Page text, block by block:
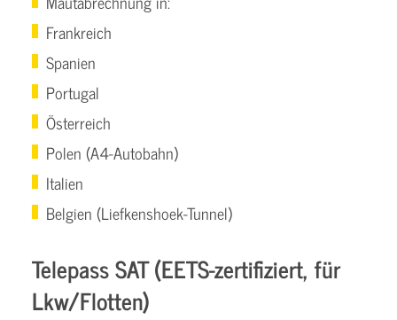
Frankreich
Spanien
Portugal
Österreich
Polen (A4-Autobahn)
Italien
Belgien (Liefkenshoek-Tunnel)
Telepass SAT (EETS-zertifiziert, für
Lkw/Flotten)